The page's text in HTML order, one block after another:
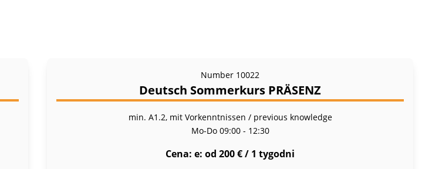
Number 10022
Deutsch Sommerkurs PRÄSENZ
min. A1.2, mit Vorkenntnissen / previous knowledge
Mo-Do 09:00 - 12:30
Cena e: od 200 € / 1 tygodni